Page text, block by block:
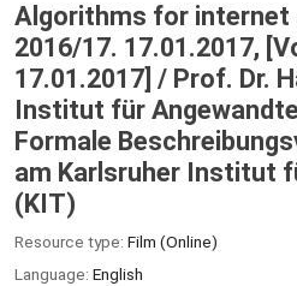
Algorithms for internet
2016/17. 17.01.2017,
17.01.2017] / Prof. Dr.
Institut für
Formale
am Karlsruher Institut
(KIT)
Resource type: Film (Online)
Language: English